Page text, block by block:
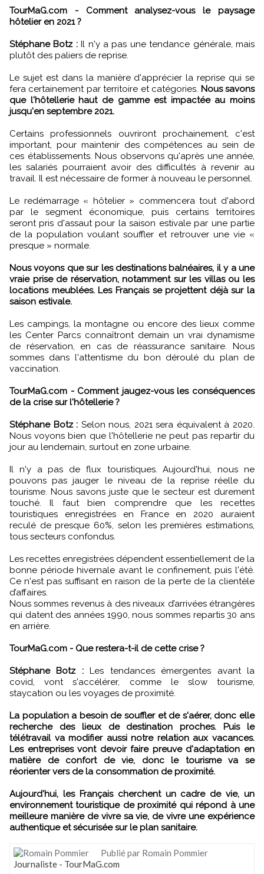
TourMaG.com - Comment analysez-vous le paysage
hôtelier en 2021 ?
Stéphane Botz :Il n'y a pas une tendance générale, mais
plutôt des paliers de reprise.
Le sujet est dans la manière d'apprécier la reprise qui se
fera certainement par territoire et catégories. Nous savons
que l'hôtellerie haut de gamme est impactée au moins
jusqu'en septembre 2021.
Certains professionnels ouvriront prochainement, c'est
important, pour maintenir des compétences au sein de
ces établissements. Nous observons qu'après une année,
les salariés pourraient avoir des difficultés à revenir au
travail. Il est nécessaire de former à nouveau le personnel.
Le redémarrage « hôtelier » commencera tout d'abord
par le segment économique, puis certains territoires
seront pris d'assaut pour la saison estivale par une partie
de la population voulant souffler et retrouver une vie «
presque » normale.
Nous voyons que sur les destinations balnéaires, il y a une
vraie prise de réservation, notamment sur les villas ou les
locations meublées. Les Français se projettent déjà sur la
saison estivale.
Les campings, la montagne ou encore des lieux comme
les Center Parcs connaîtront demain un vrai dynamisme
de réservation, en cas de réassurance sanitaire. Nous
sommes dans l'attentisme du bon déroulé du plan de
vaccination.
TourMaG.com - Comment jaugez-vous les conséquences
de la crise sur l'hôtellerie ?
Stéphane Botz : Selon nous, 2021 sera équivalent à 2020.
Nous voyons bien que l'hôtellerie ne peut pas repartir du
jour au lendemain, surtout en zone urbaine.
Il n'y a pas de flux touristiques. Aujourd'hui, nous ne
pouvons pas jauger le niveau de la reprise réelle du
tourisme. Nous savons juste que le secteur est durement
touché. Il faut bien comprendre que les recettes
touristiques enregistrées en France en 2020 auraient
reculé de presque 60%, selon les premières estimations,
tous secteurs confondus.
Les recettes enregistrées dépendent essentiellement de la
bonne période hivernale avant le confinement, puis l'été.
Ce n'est pas suffisant en raison de la perte de la clientèle
d’affaires.
Nous sommes revenus à des niveaux d’arrivées étrangères
qui datent des années 1990, nous sommes repartis 30 ans
en arrière.
TourMaG.com - Que restera-t-il de cette crise ?
Stéphane Botz :Les tendances émergentes avant la
covid, vont s'accélérer, comme le slow tourisme,
staycation ou les voyages de proximité.
La population a besoin de souffler et de s'aérer, donc elle
recherche des lieux de destination proches. Puis le
télétravail va modifier aussi notre relation aux vacances.
Les entreprises vont devoir faire preuve d'adaptation en
matière de confort de vie, donc le tourisme va se
réorienter vers de la consommation de proximité.
Aujourd'hui, les Français cherchent un cadre de vie, un
environnement touristique de proximité qui répond à une
meilleure manière de vivre sa vie, de vivre une expérience
authentique et sécurisée sur le plan sanitaire.
Publié par Romain Pommier
Journaliste - TourMaG.com